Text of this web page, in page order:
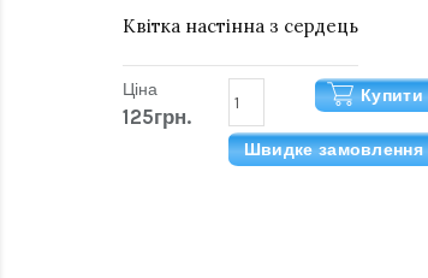
Квітка настінна з сердець
Ціна
125грн.
Купити
Швидке замовлення